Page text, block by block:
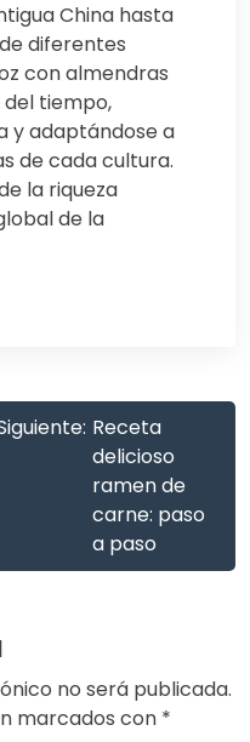
China hasta
diferentes
con almendras
tiempo,
y adaptándose a
de cada cultura.
la riqueza
de la
Receta
delicioso
ramen de
carne: paso
a paso
no será publicada.
marcados con *